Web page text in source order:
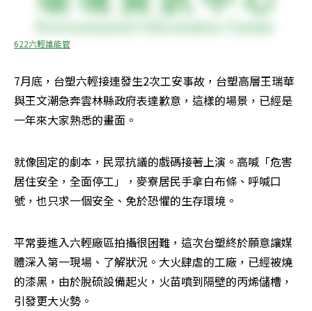
622六輕誰能管
7月底，台塑六輕接連發生2次工安事故，台塑高層王瑞華
與王文潮急奔雲林縣政府表達歉意，這樣的場景，已經是
一年來大家熟悉的畫面。
就像固定的劇本，民眾抗議的戲碼接著上演。高喊「危害
居住安全，全面停工」，麥寮居民手拿白布條、呼喊口
號，也只求一個安全、免於恐懼的生存環境。
平常要進入六輕廠區拍攝很困難，這次台塑終於願意讓媒
體深入第一現場、了解狀況。大火肆虐的工廠，已經被燒
的漆黑，由於脫硫設備起火，火苗噴到隔壁的丙烯儲槽，
引發更大火勢。